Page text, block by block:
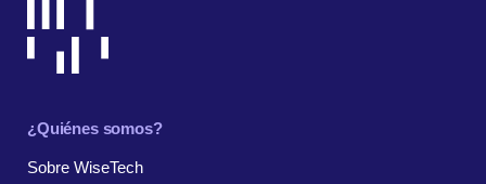
¿Quiénes somos?
Sobre WiseTech